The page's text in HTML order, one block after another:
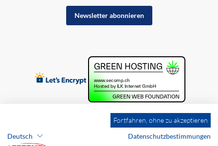
Newsletter abonnieren
Fortfahren, ohne zu akzeptieren
Deutsch
Datenschutzbestimmungen